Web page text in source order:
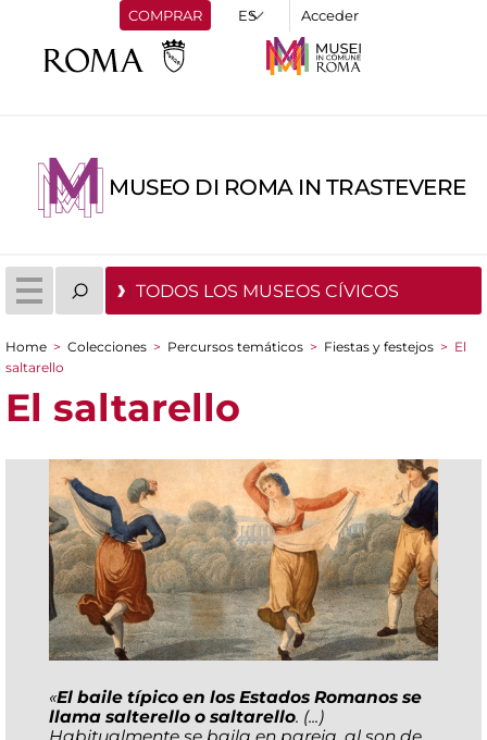
COMPRAR Acceder
MUSEO DI ROMA IN TRASTEVERE
TODOS LOS MUSEOS CÍVICOS
You are here
Home > Colecciones > Percursos temáticos > Fiestas y festejos > El
saltarello
El saltarello
«El baile típico en los Estados Romanos se
llama salterello o saltarello. (...)